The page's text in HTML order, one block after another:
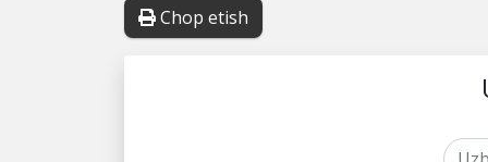
Chop etish